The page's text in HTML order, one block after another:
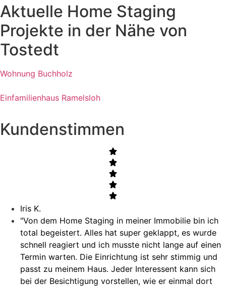
Aktuelle Home Staging
Projekte in der Nähe von
Tostedt
Wohnung Buchholz
Einfamilienhaus Ramelsloh
Kundenstimmen
Iris K.
"Von dem Home Staging in meiner Immobilie bin ich
total begeistert. Alles hat super geklappt, es wurde
schnell reagiert und ich musste nicht lange auf einen
Termin warten. Die Einrichtung ist sehr stimmig und
passt zu meinem Haus. Jeder Interessent kann sich
bei der Besichtigung vorstellen, wie er einmal dort